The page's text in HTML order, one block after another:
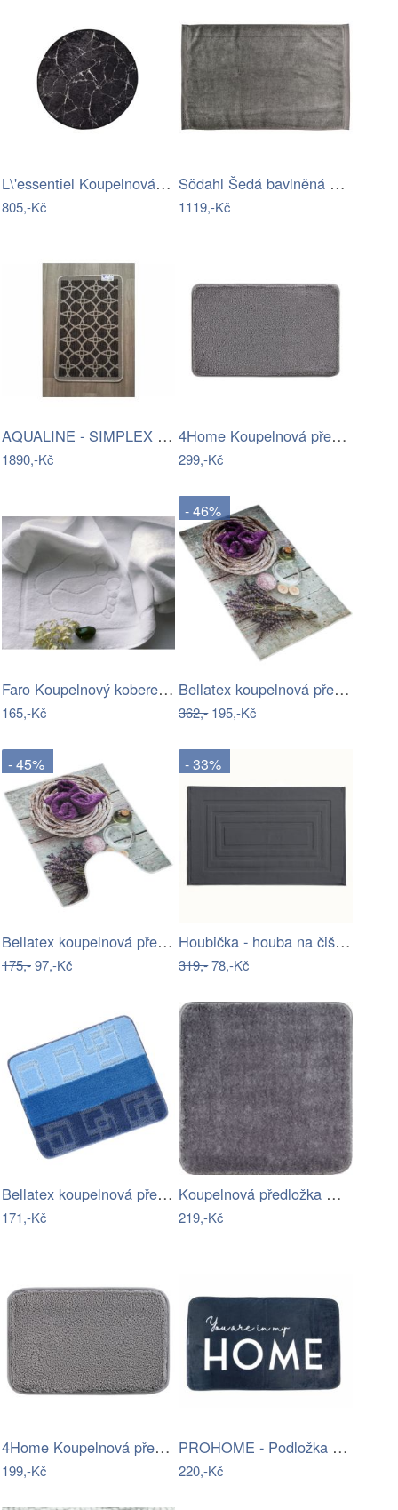
L\'essentiel Koupelnová předložka…
805,-Kč
Södahl Šedá bavlněná koupelnová…
1119,-Kč
AQUALINE - SIMPLEX ECO skříňka za…
1890,-Kč
4Home Koupelnová předložka Comfort, 40…
299,-Kč
Faro Koupelnový kobereček Noly 50x70 cm…
165,-Kč
- 46%
Bellatex koupelnová předložka 3D tisk…
362,-195,-Kč
- 45%
Bellatex koupelnová předložka 3D tisk…
175,-97,-Kč
- 33%
Houbička - houba na čištění a mytí…
319,-78,-Kč
Bellatex koupelnová předložka BANY…
171,-Kč
Koupelnová předložka Optima 55x55 cm…
219,-Kč
4Home Koupelnová předložka Comfort, 50…
199,-Kč
PROHOME - Podložka koupelnová různé…
220,-Kč